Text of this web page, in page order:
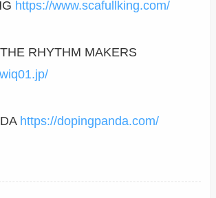
https://www.scafullking.com/
RHYTHM MAKERS
https://dopingpanda.com/